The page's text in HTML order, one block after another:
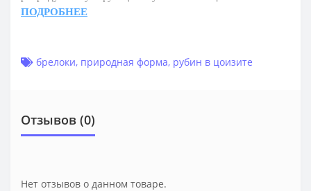
ПОДРОБНЕЕ
брелоки, природная форма, рубин в цоизите
Отзывов (0)
Нет отзывов о данном товаре.